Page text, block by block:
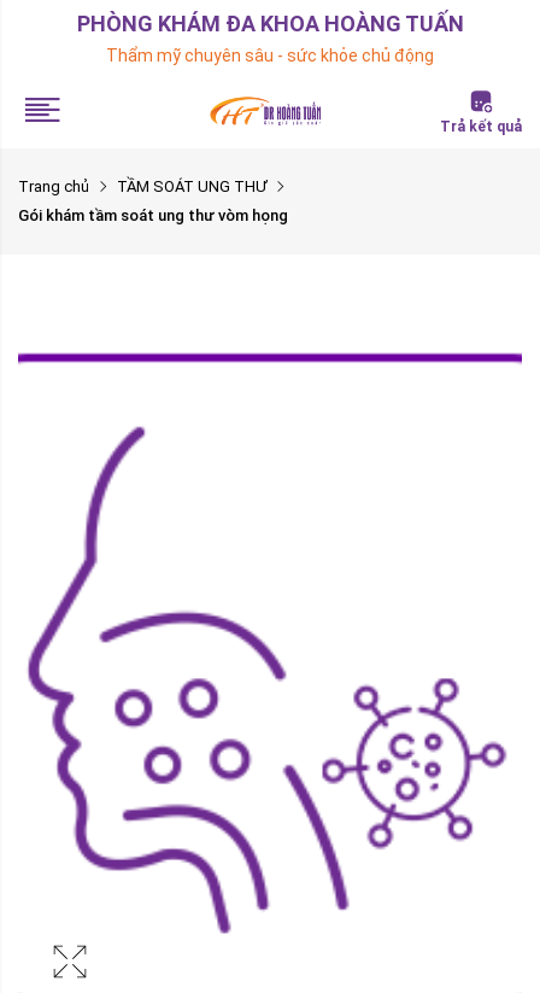
PHÒNG KHÁM ĐA KHOA HOÀNG TUẤN
Thẩm mỹ chuyên sâu - sức khỏe chủ động
Trả kết quả
Trang chủ
TẦM SOÁT UNG THƯ
Gói khám tầm soát ung thư vòm họng